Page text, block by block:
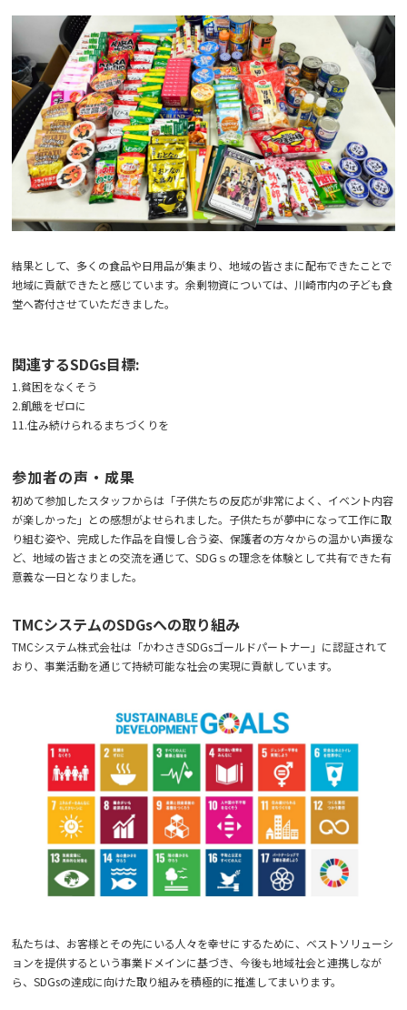
結果として、多くの食品や日用品が集まり、地域の皆さまに配布できたことで
地域に貢献できたと感じています。余剰物資については、川崎市内の子ども食
堂へ寄付させていただきました。
関連するSDGs目標:
1.貧困をなくそう
2.飢餓をゼロに
11.住み続けられるまちづくりを
参加者の声・成果
初めて参加したスタッフからは「子供たちの反応が非常によく、イベント内容
が楽しかった」との感想がよせられました。子供たちが夢中になって工作に取
り組む姿や、完成した作品を自慢し合う姿、保護者の方々からの温かい声援な
ど、地域の皆さまとの交流を通じて、SDGｓの理念を体験として共有できた有
意義な一日となりました。
TMCシステムのSDGsへの取り組み
TMCシステム株式会社は「かわさきSDGsゴールドパートナー」に認証されて
おり、事業活動を通じて持続可能な社会の実現に貢献しています。
私たちは、お客様とその先にいる人々を幸せにするために、ベストソリューシ
ョンを提供するという事業ドメインに基づき、今後も地域社会と連携しなが
ら、SDGsの達成に向けた取り組みを積極的に推進してまいります。